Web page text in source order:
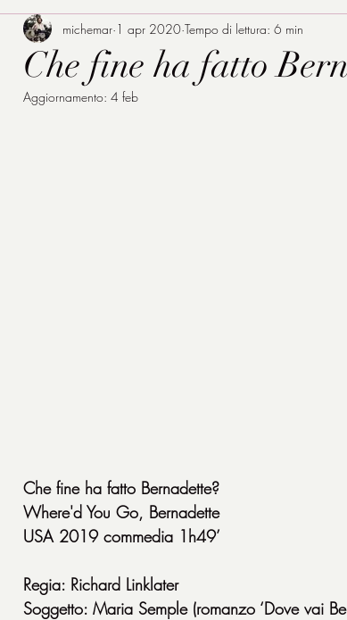
Che fine ha fatto
michemar 1 apr 2020 Tempo di lettura: 6 min
Aggiornamento: 4 feb
Che fine ha fatto Bernadette?
Where'd You Go, Bernadette
USA 2019 commedia 1h49’
Regia: Richard Linklater
Soggetto: Maria Semple (romanzo ‘Dove vai